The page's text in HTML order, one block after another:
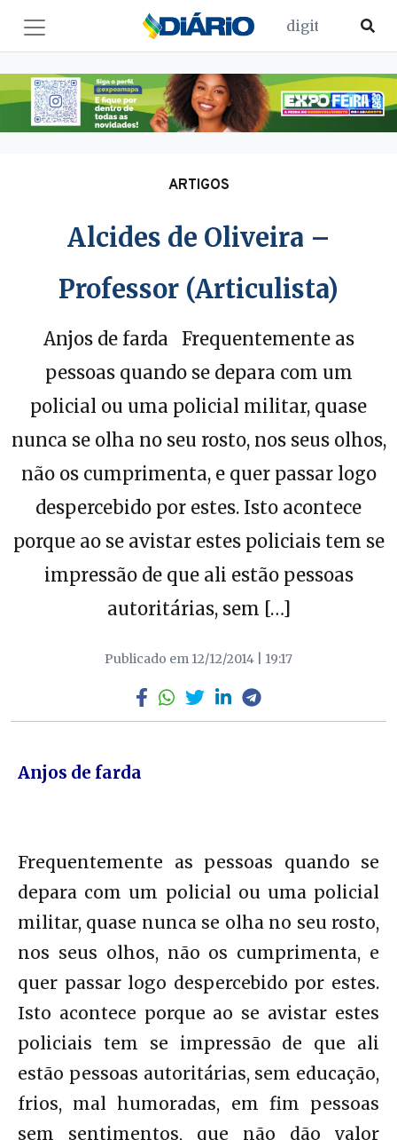
ARTIGOS
Alcides de Oliveira –
Professor (Articulista)
Anjos de farda Frequentemente as
pessoas quando se depara com um
policial ou uma policial militar, quase
nunca se olha no seu rosto, nos seus olhos,
não os cumprimenta, e quer passar logo
despercebido por estes. Isto acontece
porque ao se avistar estes policiais tem se
impressão de que ali estão pessoas
autoritárias, sem […]
Publicado em 12/12/2014 | 19:17
Anjos de farda
Frequentemente as pessoas quando se
depara com um policial ou uma policial
militar, quase nunca se olha no seu rosto,
nos seus olhos, não os cumprimenta, e
quer passar logo despercebido por estes.
Isto acontece porque ao se avistar estes
policiais tem se impressão de que ali
estão pessoas autoritárias, sem educação,
frios, mal humoradas, em fim pessoas
sem sentimentos, que não dão valor